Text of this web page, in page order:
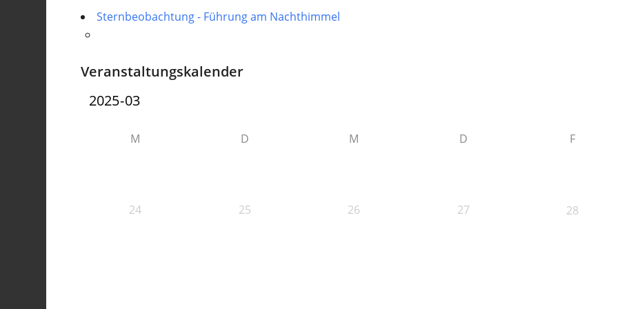
Sternbeobachtung - Führung am Nachthimmel
Veranstaltungskalender
M D M D F
24 25 26 27 28